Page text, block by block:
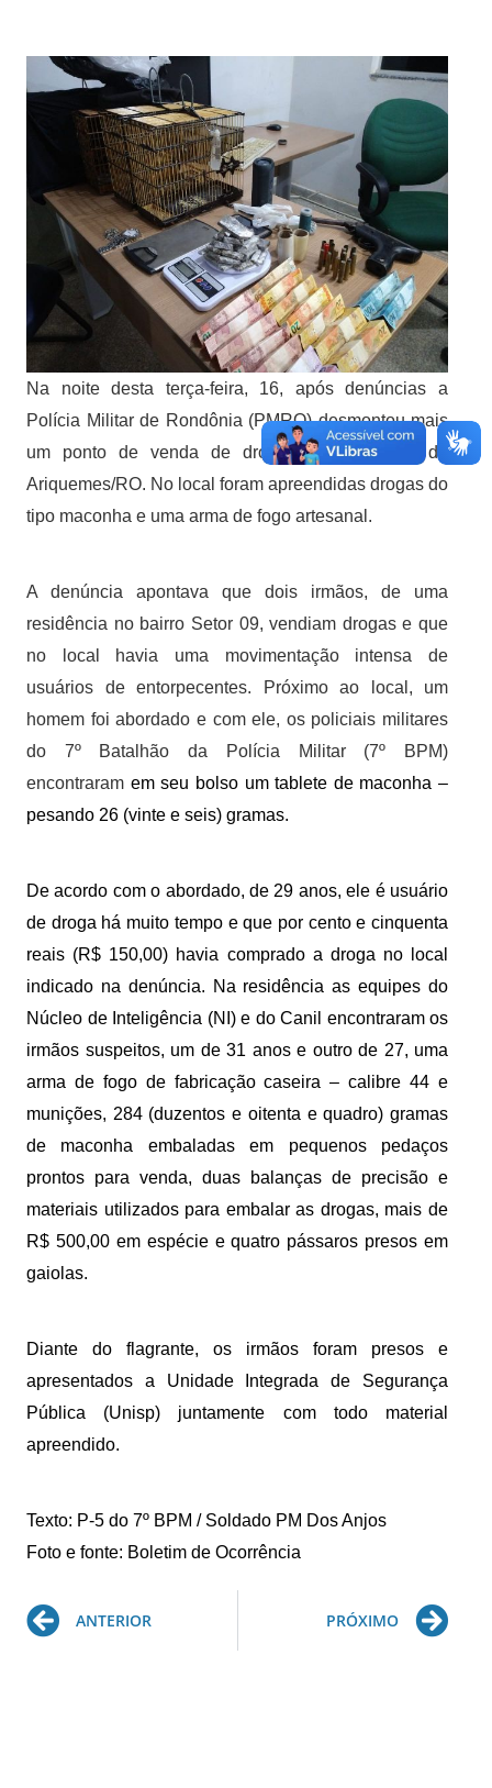
Na noite desta terça-feira, 16, após denúncias a
Polícia Militar de Rondônia (PMRO) desmontou mais
um ponto de venda de drogas no município de
Ariquemes/RO. No local foram apreendidas drogas do
tipo maconha e uma arma de fogo artesanal.
A denúncia apontava que dois irmãos, de uma
residência no bairro Setor 09, vendiam drogas e que
no local havia uma movimentação intensa de
usuários de entorpecentes. Próximo ao local, um
homem foi abordado e com ele, os policiais militares
do 7º Batalhão da Polícia Militar (7º BPM)
encontraram em seu bolso um tablete de maconha –
pesando 26 (vinte e seis) gramas.
De acordo com o abordado, de 29 anos, ele é usuário
de droga há muito tempo e que por cento e cinquenta
reais (R$ 150,00) havia comprado a droga no local
indicado na denúncia. Na residência as equipes do
Núcleo de Inteligência (NI) e do Canil encontraram os
irmãos suspeitos, um de 31 anos e outro de 27, uma
arma de fogo de fabricação caseira – calibre 44 e
munições, 284 (duzentos e oitenta e quadro) gramas
de maconha embaladas em pequenos pedaços
prontos para venda, duas balanças de precisão e
materiais utilizados para embalar as drogas, mais de
R$ 500,00 em espécie e quatro pássaros presos em
gaiolas.
Diante do flagrante, os irmãos foram presos e
apresentados a Unidade Integrada de Segurança
Pública (Unisp) juntamente com todo material
apreendido.
Texto: P-5 do 7º BPM / Soldado PM Dos Anjos
Foto e fonte: Boletim de Ocorrência
Prev
ANTERIOR PRÓXIMO